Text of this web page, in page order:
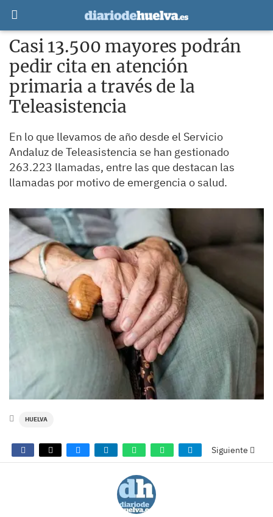
Casi 13.500 mayores podrán
pedir cita en atención
primaria a través de la
Teleasistencia
En lo que llevamos de año desde el Servicio
Andaluz de Teleasistencia se han gestionado
263.223 llamadas, entre las que destacan las
llamadas por motivo de emergencia o salud.
HUELVA
Siguiente